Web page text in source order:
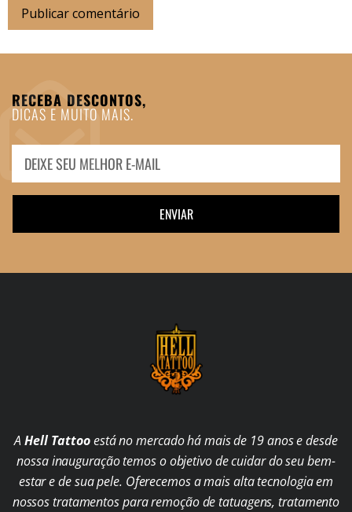
RECEBA DESCONTOS,
DICAS E MUITO MAIS.
ENVIAR
AHell Tattooestá no mercado há mais de 19 anos e desde
nossa inauguração temos o objetivo de cuidar do seu bem-
estar e de sua pele. Oferecemos a mais alta tecnologia em
nossos tratamentos para remoção de tatuagens, tratamento